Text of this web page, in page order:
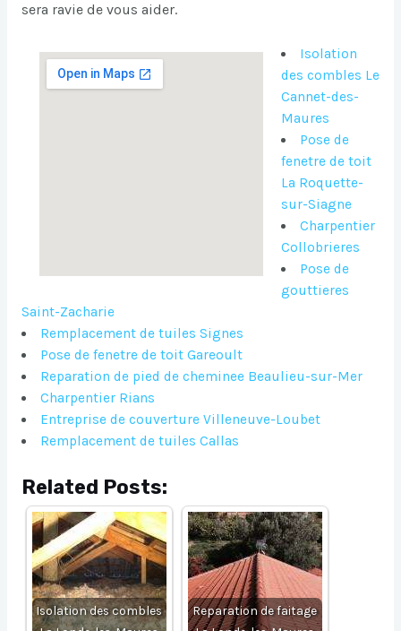
sera ravie de vous aider.
Isolation
des combles Le
Cannet-des-
Maures
Pose de
fenetre de toit
La Roquette-
sur-Siagne
Charpentier
Collobrieres
Pose de
gouttieres
Saint-Zacharie
Remplacement de tuiles Signes
Pose de fenetre de toit Gareoult
Reparation de pied de cheminee Beaulieu-sur-Mer
Charpentier Rians
Entreprise de couverture Villeneuve-Loubet
Remplacement de tuiles Callas
Related Posts:
Isolation des combles
Reparation de faitage